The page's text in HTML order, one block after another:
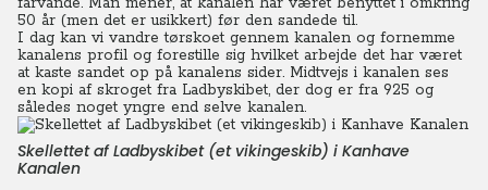
50 år (men det er usikkert) før den sandede til.
I dag kan vi vandre tørskoet gennem kanalen og fornemme
kanalens profil og forestille sig hvilket arbejde det har været
at kaste sandet op på kanalens sider. Midtvejs i kanalen ses
en kopi af skroget fra Ladbyskibet, der dog er fra 925 og
således noget yngre end selve kanalen.
Skellettet af Ladbyskibet (et vikingeskib) i Kanhave
Kanalen